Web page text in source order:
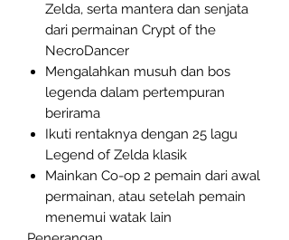
Zelda, serta mantera dan senjata
dari permainan Crypt of the
NecroDancer
Mengalahkan musuh dan bos
legenda dalam pertempuran
berirama
Ikuti rentaknya dengan 25 lagu
Legend of Zelda klasik
Mainkan Co-op 2 pemain dari awal
permainan, atau setelah pemain
menemui watak lain